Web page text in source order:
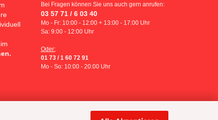
Bei Fragen können Sie uns auch gern anrufen:
03 57 71 / 6 03 40
Mo - Fr: 10:00 - 12:00 + 13:00 - 17:00 Uhr
Sa: 9:00 - 12:00 Uhr
Oder:
01 73 / 1 60 72 91
Mo - So: 10:00 - 20:00 Uhr